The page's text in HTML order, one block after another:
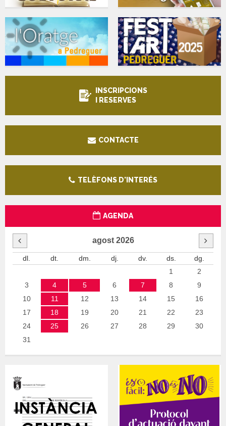
INSCRIPCIONS
I RESERVES
CONTACTE
TELÈFONS D'INTERÉS
AGENDA
agost 2026
dl. dt. dm. dj. dv. ds.
dg.
1
2
3
4 5 6 7 8
9
10
11 12 13 14 15
16
17
18 19 20 21 22
23
24
25 26 27 28 29
30
31